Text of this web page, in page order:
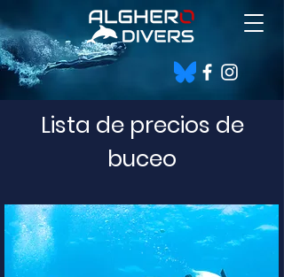
Lista de precios de
buceo